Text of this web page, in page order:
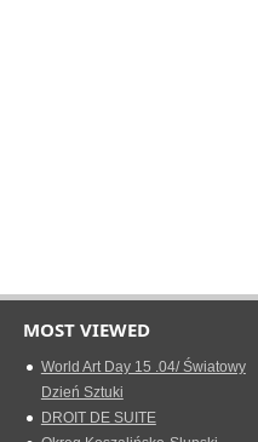
MOST VIEWED
World Art Day 15 .04/ Światowy
Dzień Sztuki
DROIT DE SUITE